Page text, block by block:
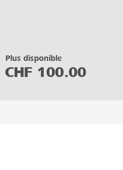
Plus disponible
CHF 100.00